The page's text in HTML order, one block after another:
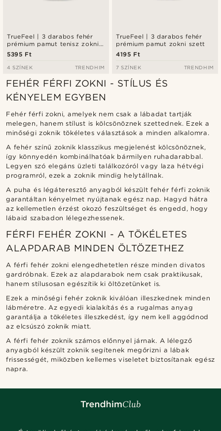
TrueFeel | 3 darabos fehér
prémium pamut tenisz zokni
szett
5395 Ft
4 SZÍNEK TRENDHIM
TrueFeel | 3 darabos fehér
prémium pamut zokni szett
4195 Ft
7 SZÍNEK TRENDHIM
FEHÉR FÉRFI ZOKNI - STÍLUS ÉS
KÉNYELEM EGYBEN
Fehér férfi zokni, amelyek nem csak a lábadat tartják
melegen, hanem stílust is kölcsönöznek szettednek. Ezek a
minőségi zoknik tökéletes választások a minden alkalomra.
A fehér színű zoknik klasszikus megjelenést kölcsönöznek,
így könnyedén kombinálhatóak bármilyen ruhadarabbal.
Legyen szó elegáns üzleti találkozóról vagy laza hétvégi
programról, ezek a zoknik mindig helytállnak.
A puha és légáteresztő anyagból készült fehér férfi zoknik
garantáltan kényelmet nyújtanak egész nap. Hagyd hátra
az kellemetlen érzést okozó feszültséget és engedd, hogy
lábaid szabadon lélegezhessenek.
FÉRFI FEHÉR ZOKNI - A TÖKÉLETES
ALAPDARAB MINDEN ÖLTÖZETHEZ
A férfi fehér zokni elengedhetetlen része minden divatos
gardróbnak. Ezek az alapdarabok nem csak praktikusak,
hanem stílusosan egészítik ki öltözetünket is.
Ezek a minőségi fehér zoknik kiválóan illeszkednek minden
lábméretre. Az egyedi kialakítás és a rugalmas anyag
garantálja a tökéletes illeszkedést, így nem kell aggódnod
az elcsúszó zoknik miatt.
A férfi fehér zoknik számos előnnyel járnak. A lélegző
anyagból készült zoknik segítenek megőrizni a lábak
frissességét, miközben kellemes viseletet biztosítanak egész
napra.